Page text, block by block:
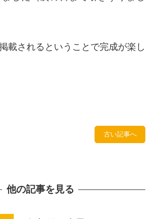
載されるということで完成が楽し
古い記事へ
他の記事を見る